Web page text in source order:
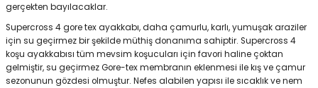
gerçekten bayılacaklar.
Supercross 4 gore tex ayakkabı, daha çamurlu, karlı, yumuşak araziler
için su geçirmez bir şekilde müthiş donanıma sahiptir. Supercross 4
koşu ayakkabısı tüm mevsim koşucuları için favori haline çoktan
gelmiştir, su geçirmez Gore-tex membranın eklenmesi ile kış ve çamur
sezonunun gözdesi olmuştur. Nefes alabilen yapısı ile sıcaklık ve nem